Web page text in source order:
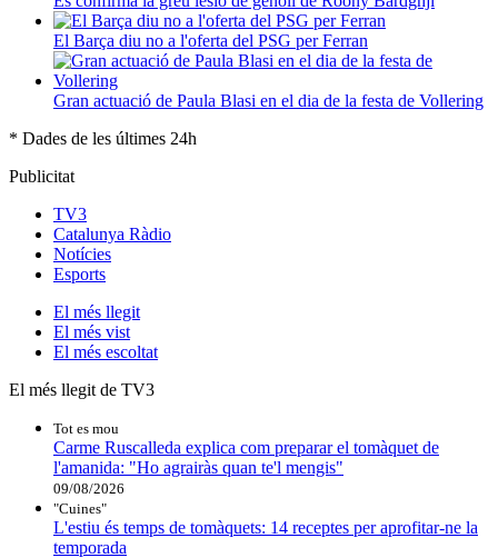
El Barça diu no a l'oferta del PSG per Ferran
Gran actuació de Paula Blasi en el dia de la festa de Vollering
* Dades de les últimes 24h
Publicitat
TV3
Catalunya Ràdio
Notícies
Esports
El més llegit
El més vist
El més escoltat
El més llegit de TV3
Tot es mou
Carme Ruscalleda explica com preparar el tomàquet de
l'amanida: "Ho agrairàs quan te'l mengis"
09/08/2026
"Cuines"
L'estiu és temps de tomàquets: 14 receptes per aprofitar-ne la
temporada